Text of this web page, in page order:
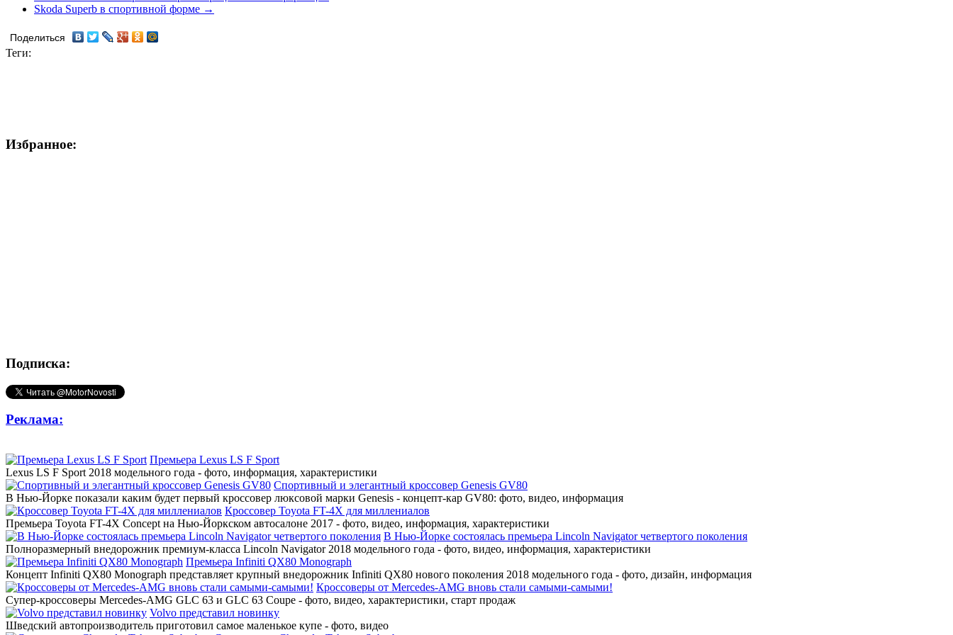
Skoda Superb в спортивной форме →
Поделиться
Теги:
Избранное:
Подписка:
Реклама:
Премьера Lexus LS F Sport
Lexus LS F Sport 2018 модельного года - фото, информация, характеристики
Спортивный и элегантный кроссовер Genesis GV80
В Нью-Йорке показали каким будет первый кроссовер люксовой марки Genesis - концепт-кар GV80: фото, видео, информация
Кроссовер Toyota FT-4X для миллениалов
Премьера Toyota FT-4X Concept на Нью-Йоркском автосалоне 2017 - фото, видео, информация, характеристики
В Нью-Йорке состоялась премьера Lincoln Navigator четвертого поколения
Полноразмерный внедорожник премиум-класса Lincoln Navigator 2018 модельного года - фото, видео, информация, характеристики
Премьера Infiniti QX80 Monograph
Концепт Infiniti QX80 Monograph представляет крупный внедорожник Infiniti QX80 нового поколения 2018 модельного года - фото, дизайн, информация
Кроссоверы от Mercedes-AMG вновь стали самыми-самыми!
Супер-кроссоверы Mercedes-AMG GLC 63 и GLC 63 Coupe - фото, видео, характеристики, старт продаж
Volvo представил новинку
Шведский автопроизводитель приготовил самое маленькое купе - фото, видео